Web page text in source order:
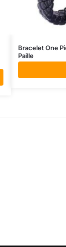
Bracelet One
Paille